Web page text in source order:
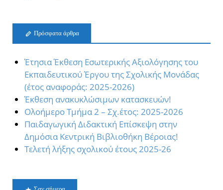
Πρόσφατα άρθρα
Έτησια Έκθεση Εσωτερικής Αξιολόγησης του
Εκπαιδευτικού Έργου της Σχολικής Μονάδας
(έτος αναφοράς: 2025-2026)
Έκθεση ανακυκλώσιμων κατασκευών!
Oλοήμερο Τμήμα 2 – Σχ.έτος: 2025-2026
Παιδαγωγική Διδακτική Επίσκεψη στην
Δημόσια Κεντρική Βιβλιοθήκη Βέροιας!
Τελετή λήξης σχολικού έτους 2025-26